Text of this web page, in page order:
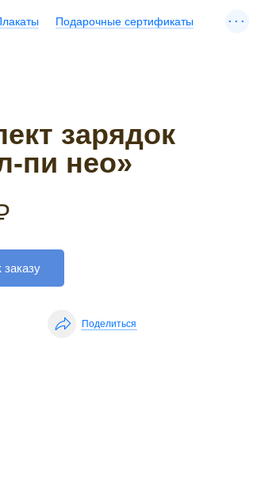
Подарочные сертификаты ...
зарядок
пи нео»
заказу
Поделиться